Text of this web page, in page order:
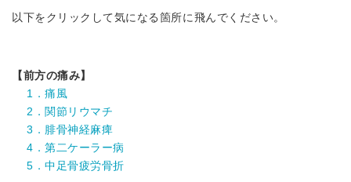
以下をクリックして気になる箇所に飛んでください。
【前方の痛み】
1．痛風
2．関節リウマチ
3．腓骨神経麻痺
4．第二ケーラー病
5．中足骨疲労骨折